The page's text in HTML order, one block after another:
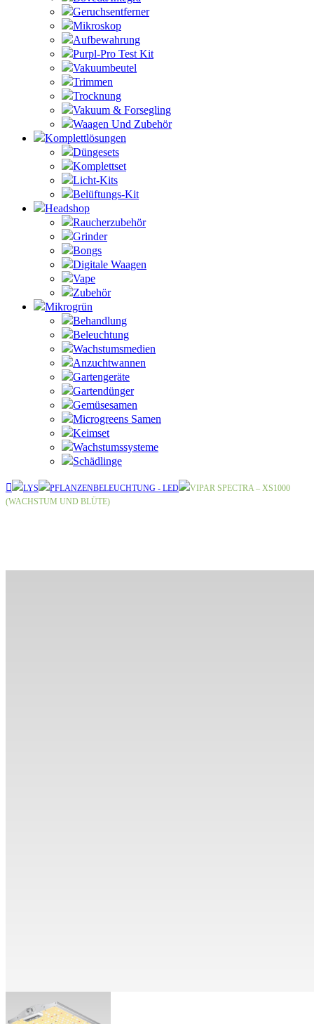
Geruchsentferner
Mikroskop
Aufbewahrung
Purpl-Pro Test Kit
Vakuumbeutel
Trimmen
Trocknung
Vakuum & Forsegling
Waagen Und Zubehör
Komplettlösungen
Düngesets
Komplettset
Licht-Kits
Belüftungs-Kit
Headshop
Raucherzubehör
Grinder
Bongs
Digitale Waagen
Vape
Zubehör
Mikrogrün
Behandlung
Beleuchtung
Wachstumsmedien
Anzuchtwannen
Gartengeräte
Gartendünger
Gemüsesamen
Microgreens Samen
Keimset
Wachstumssysteme
Schädlinge
LYS PFLANZENBELEUCHTUNG - LED
VIPAR SPECTRA – XS1000
(WACHSTUM UND BLÜTE)